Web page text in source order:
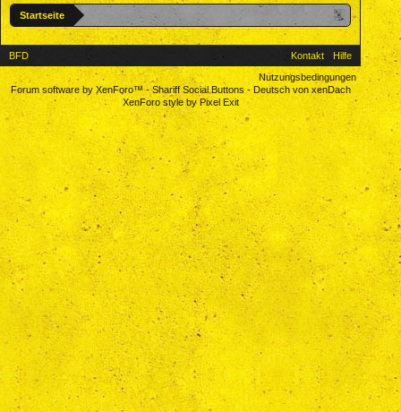
Startseite
BFD Kontakt
Hilfe
Nutzungsbedingungen
Forum software by XenForo™-Shariff Social Buttons- Deutsch von xenDach
XenForo style by Pixel Exit